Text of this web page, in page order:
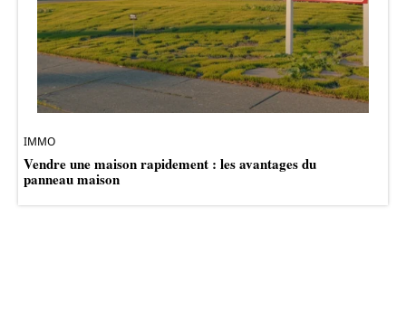
IMMO
Vendre une maison rapidement : les avantages du
panneau maison